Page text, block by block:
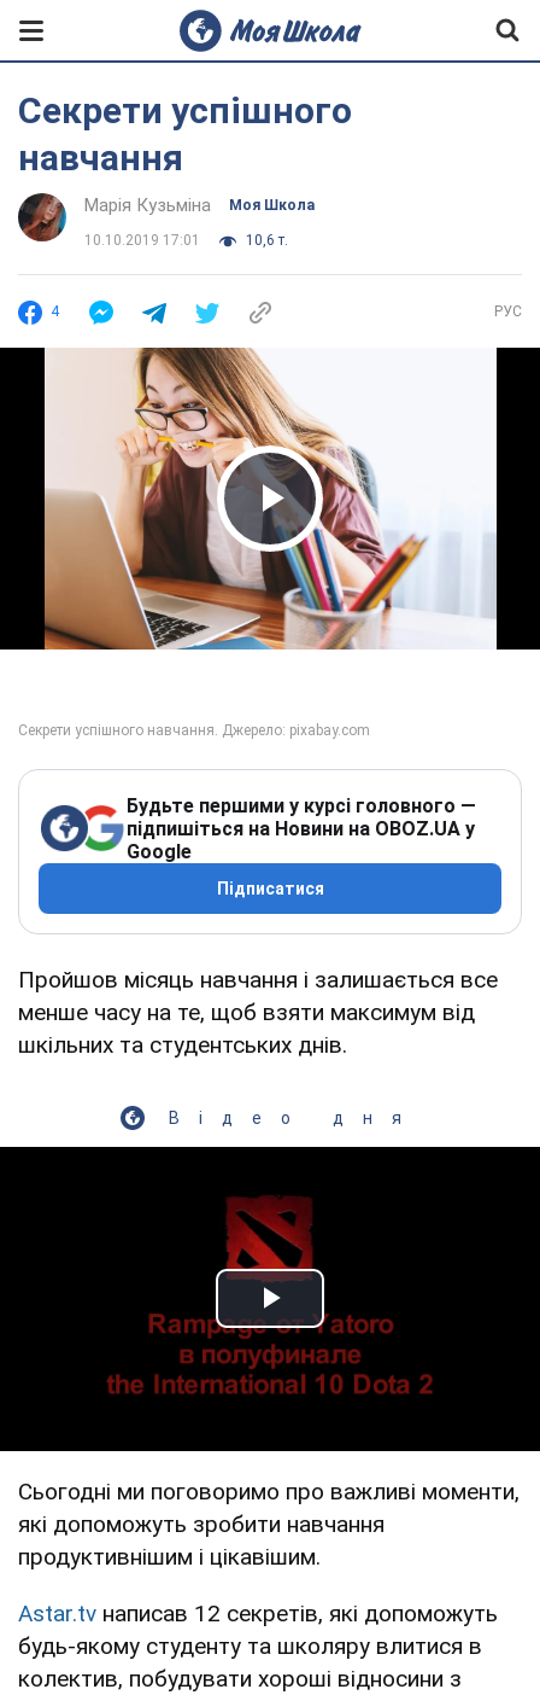
Секрети успішного
навчання
Марія Кузьміна Моя Школа
10.10.2019 17:01 10,6 т.
4 РУС
Play Video
Будьте першими у курсі головного —
підпишіться на Новини на OBOZ.UA у
Google
Підписатися
Пройшов місяць навчання і залишається все
менше часу на те, щоб взяти максимум від
шкільних та студентських днів.
Відео дня
Play Video
Сьогодні ми поговоримо про важливі моменти,
які допоможуть зробити навчання
продуктивнішим і цікавішим.
Astar.tv написав 12 секретів, які допоможуть
будь-якому студенту та школяру влитися в
колектив, побудувати хороші відносини з